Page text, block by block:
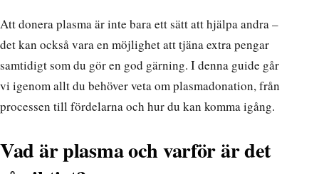
Att donera plasma är inte bara ett sätt att hjälpa andra –
det kan också vara en möjlighet att tjäna extra pengar
samtidigt som du gör en god gärning. I denna guide går
vi igenom allt du behöver veta om plasmadonation, från
processen till fördelarna och hur du kan komma igång.
Vad är plasma och varför är det